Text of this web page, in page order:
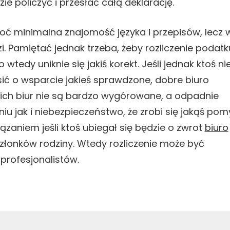
minimalna znajomość języka i przepisów, lecz
jednak trzeba, żeby rozliczenie
uniknie się jakiś korekt. Jeśli jednak ktoś
o wsparcie jakieś sprawdzone, dobre biuro
biur nie są bardzo wygórowane, a odpadnie
jak i niebezpieczeństwo, że zrobi się jakąś
jeśli ktoś ubiegał się będzie o zwrot biuro
rodziny. Wtedy rozliczenie może być